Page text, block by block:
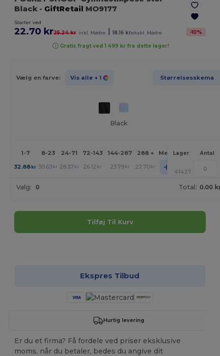
Black - GiftRetail MO9177
Starter ved
22.70 kr25.24 kr inkl. Mødre 18.16 krekskl. Mødre -10%
Gratis fragt ved 1 499 kr fra dette lager!
Vælg en farve: Vis alle + 1 Størrelsesskema
Black
1-7 8-23 24-71 72-143 144-287 288 + MereLager Antal
32.88kr 30.63 kr 28.37 kr 26.12 kr 23.79 kr 22.70 kr + 41427
Valg: 0 Total: 0.00
Tilføj Til Kurv
Ekspres Tilbud
Hurtig levering
Er du et firma? Få fordele ved priser eksklusive
moms, når du betaler, bedes du angive dit